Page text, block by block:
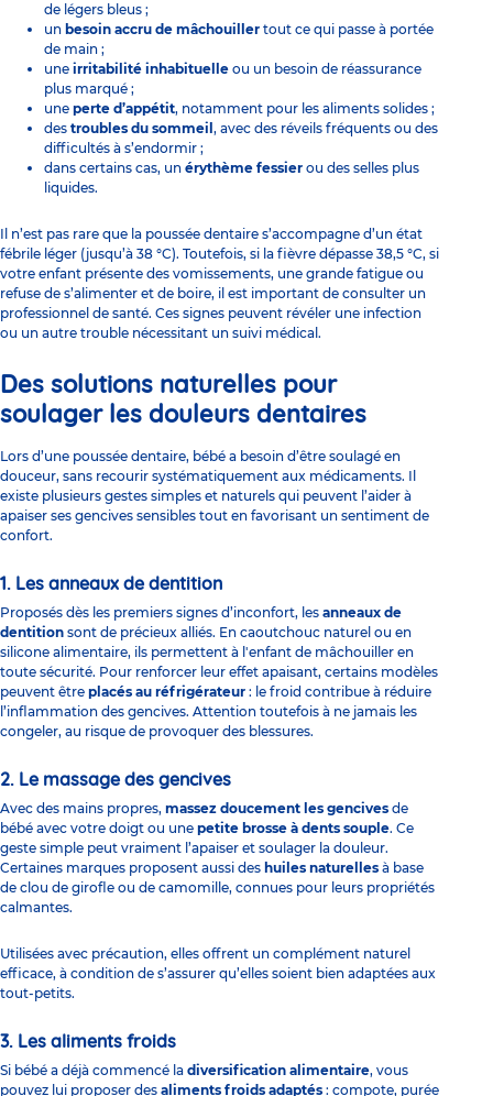
de légers bleus ;
un besoin accru de mâchouiller tout ce qui passe à portée
de main ;
une irritabilité inhabituelle ou un besoin de réassurance
plus marqué ;
une perte d’appétit, notamment pour les aliments solides ;
des troubles du sommeil , avec des réveils fréquents ou des
difficultés à s’endormir ;
dans certains cas, un érythème fessier ou des selles plus
liquides.
Il n’est pas rare que la poussée dentaire s’accompagne d’un état
fébrile léger (jusqu’à 38 °C). Toutefois, si la fièvre dépasse 38,5 °C, si
votre enfant présente des vomissements, une grande fatigue ou
refuse de s’alimenter et de boire, il est important de consulter un
professionnel de santé. Ces signes peuvent révéler une infection
ou un autre trouble nécessitant un suivi médical.
Des solutions naturelles pour
soulager les douleurs dentaires
Lors d’une poussée dentaire, bébé a besoin d’être soulagé en
douceur, sans recourir systématiquement aux médicaments. Il
existe plusieurs gestes simples et naturels qui peuvent l’aider à
apaiser ses gencives sensibles tout en favorisant un sentiment de
confort.
1. Les anneaux de dentition
Proposés dès les premiers signes d’inconfort, les anneaux de
dentition sont de précieux alliés. En caoutchouc naturel ou en
silicone alimentaire, ils permettent à l'enfant de mâchouiller en
toute sécurité. Pour renforcer leur effet apaisant, certains modèles
peuvent être placés au réfrigérateur : le froid contribue à réduire
l’inflammation des gencives. Attention toutefois à ne jamais les
congeler, au risque de provoquer des blessures.
2. Le massage des gencives
Avec des mains propres, massez doucement les gencives de
bébé avec votre doigt ou une petite brosse à dents souple. Ce
geste simple peut vraiment l’apaiser et soulager la douleur.
Certaines marques proposent aussi des huiles naturelles à base
de clou de girofle ou de camomille, connues pour leurs propriétés
calmantes.
Utilisées avec précaution, elles offrent un complément naturel
efficace, à condition de s’assurer qu’elles soient bien adaptées aux
tout-petits.
3. Les aliments froids
Si bébé a déjà commencé la diversification alimentaire, vous
pouvez lui proposer des aliments froids adaptés : compote, purée